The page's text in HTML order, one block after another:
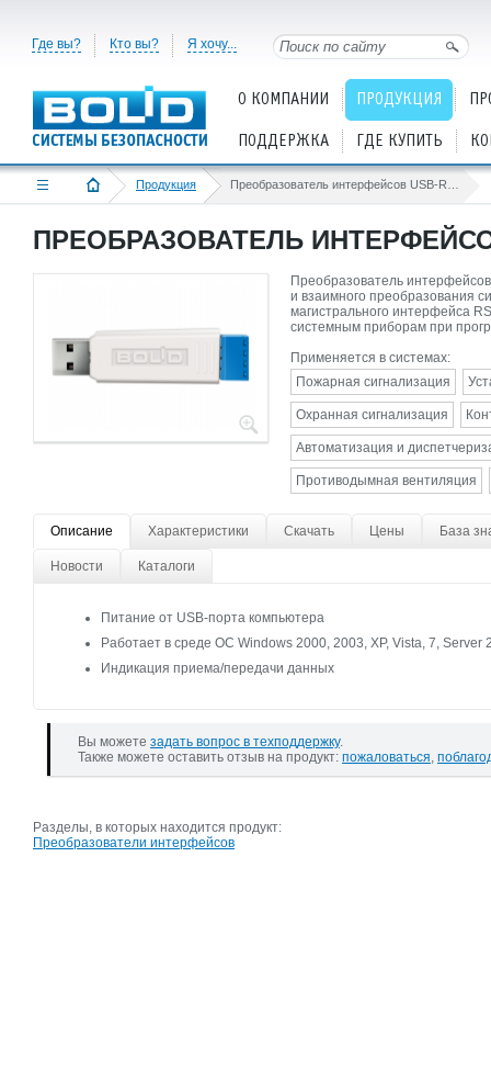
Где вы? Кто вы? Я хочу...
О КОМПАНИИ ПРОДУКЦИЯ
ПОДДЕРЖКА ГДЕ КУПИТЬ
Продукция
ПРЕОБРАЗОВАТЕЛЬ
Преобразователь
и взаимного преобразования
магистрального интерфейса
системным приборам при
Применяется в системах:
Пожарная сигнализация
Охранная сигнализация
Автоматизация и
Противодымная вентиляция
Описание Характеристики Скачать Цены База
Новости Каталоги
Питание от USB-порта компьютера
Работает в среде ОС Windows 2000, 2003, XP, Vista, 7,
Индикация приема/передачи данных
Вы можете задать вопрос в техподдержку.
Также можете оставить отзыв на продукт: пожаловаться,
Разделы, в которых находится продукт:
Преобразователи интерфейсов